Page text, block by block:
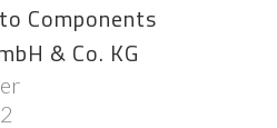
Components
& Co. KG